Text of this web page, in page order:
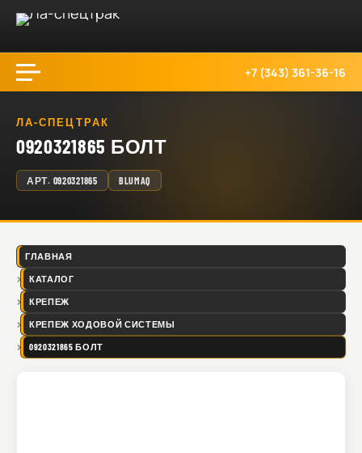
+7 (343) 361-36-16
ЛА-СПЕЦТРАК
0920321865 БОЛТ
АРТ. 0920321865 BLUMAQ
ГЛАВНАЯ
КАТАЛОГ
КРЕПЕЖ
КРЕПЕЖ ХОДОВОЙ СИСТЕМЫ
0920321865 БОЛТ